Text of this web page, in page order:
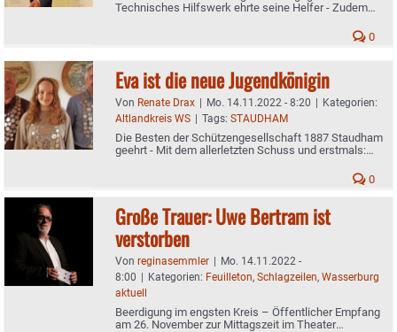
Technisches Hilfswerk ehrte seine Helfer - Zudem
0
Eva ist die neue Jugendkönigin
Von Renate Drax | Mo. 14.11.2022 - 8:20 | Kategorien:
Altlandkreis WS | Tags: STAUDHAM
Die Besten der Schützengesellschaft 1887 Staudham
geehrt - Mit dem allerletzten Schuss und erstmals:
0
Große Trauer: Uwe Bertram ist
verstorben
Von reginasemmler | Mo. 14.11.2022 -
8:00 | Kategorien: Feuilleton, Schlagzeilen, Wasserburg
aktuell
Beerdigung im engsten Kreis – Öffentlicher Empfang
am 26. November zur Mittagszeit im Theater